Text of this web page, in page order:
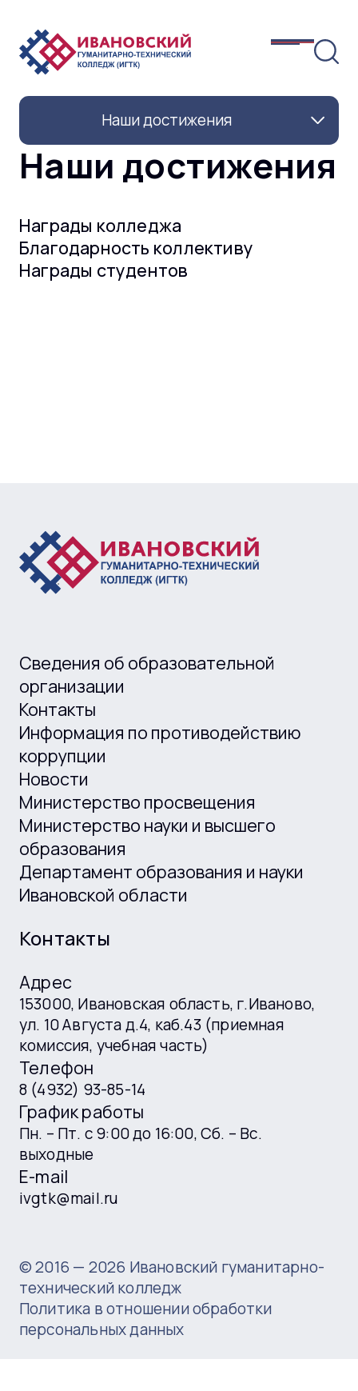
Наши достижения
Наши достижения
Награды колледжа
Благодарность коллективу
Награды студентов
Сведения об образовательной
организации
Контакты
Информация по противодействию
коррупции
Новости
Министерство просвещения
Министерство науки и высшего
образования
Департамент образования и науки
Ивановской области
Контакты
Адрес
153000, Ивановская область, г.Иваново,
ул. 10 Августа д.4, каб.43 (приемная
комиссия, учебная часть)
Телефон
8 (4932) 93-85-14
График работы
Пн. – Пт. с 9:00 до 16:00, Сб. – Вс.
выходные
E-mail
ivgtk@mail.ru
© 2016 — 2026 Ивановский гуманитарно-
технический колледж
Политика в отношении обработки
персональных данных